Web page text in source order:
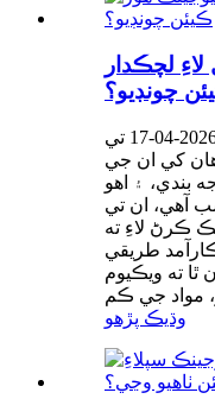
لچڪدار
چونڊيو؟
کي ان جي
بندي، ۽ اهو
آهي، ان تي
ڪرڻ لاءِ ته
طريقي
ٿا ته ويڪيوم
وڌيڪ پڙهو